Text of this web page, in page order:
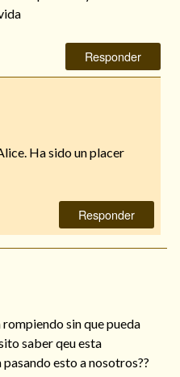
Responder
Ha sido un placer
Responder
sin que pueda
saber qeu esta
esto a nosotros??